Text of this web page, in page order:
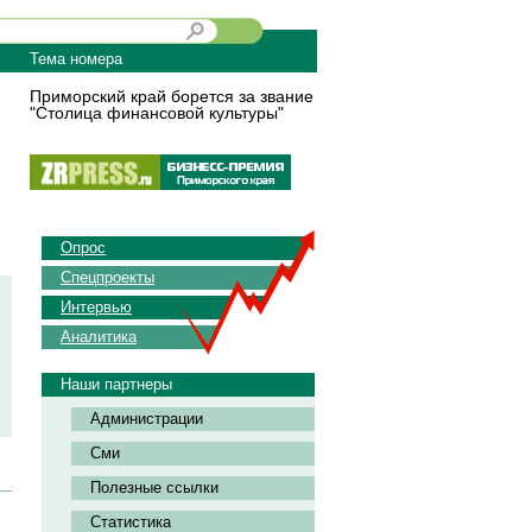
Тема номера
Приморский край борется за звание
"Столица финансовой культуры"
Опрос
Спецпроекты
Интервью
Аналитика
Наши партнеры
Администрации
Сми
Полезные ссылки
Статистика